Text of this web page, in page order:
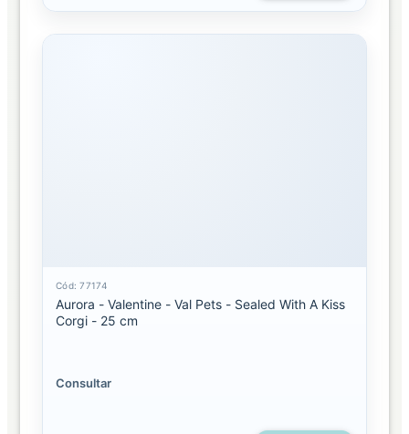
Cód: 77174
Aurora - Valentine - Val Pets - Sealed With A Kiss
Corgi - 25 cm
Consultar